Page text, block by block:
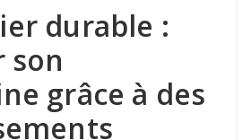
durable :
son
grâce à des